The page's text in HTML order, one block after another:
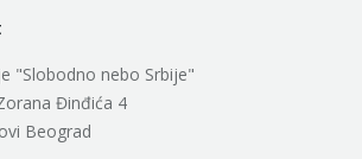
"Slobodno nebo Srbije"
Đinđića 4
Beograd